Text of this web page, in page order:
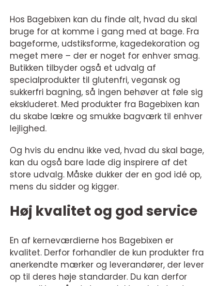
Hos Bagebixen kan du finde alt, hvad du skal
bruge for at komme i gang med at bage. Fra
bageforme, udstiksforme, kagedekoration og
meget mere – der er noget for enhver smag.
Butikken tilbyder også et udvalg af
specialprodukter til glutenfri, vegansk og
sukkerfri bagning, så ingen behøver at føle sig
ekskluderet. Med produkter fra Bagebixen kan
du skabe lækre og smukke bagværk til enhver
lejlighed.
Og hvis du endnu ikke ved, hvad du skal bage,
kan du også bare lade dig inspirere af det
store udvalg. Måske dukker der en god idé op,
mens du sidder og kigger.
Høj kvalitet og god service
En af kerneværdierne hos Bagebixen er
kvalitet. Derfor forhandler de kun produkter fra
anerkendte mærker og leverandører, der lever
op til deres høje standarder. Du kan derfor